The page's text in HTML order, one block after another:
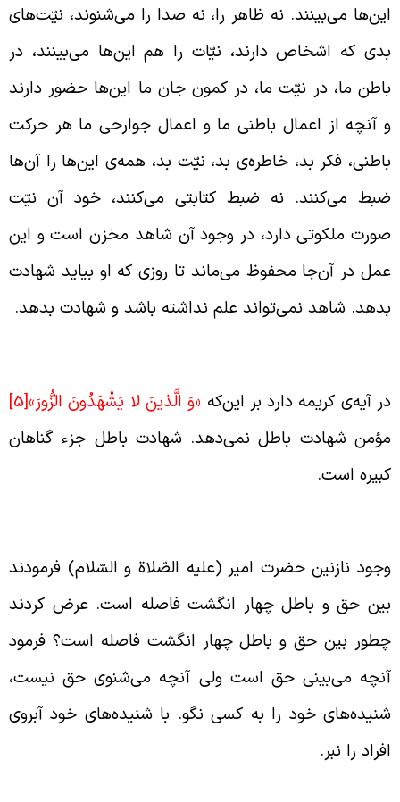
می‌بینند. نه ظاهر را، نه صدا را می‌شنوند، نیّت‌های
که اشخاص دارند، نیّات را هم این‌ها می‌بینند، در
ما، در نیّت ما، در کمون جان ما این‌ها حضور دارند
آنچه از اعمال باطنی ما و اعمال جوارحی ما هر حرکت
فکر بد، خاطره‌ی بد، نیّت بد، همه‌ی این‌ها را آن‌ها
می‌کنند. نه ضبط کتابتی می‌کنند، خود آن نیّت
ملکوتی دارد، در وجود آن شاهد مخزن است و این
در آن‌جا محفوظ می‌ماند تا روزی که او بیاید شهادت
شاهد نمی‌تواند علم نداشته باشد و شهادت بدهد.
آیه‌ی کریمه دارد بر این‌که«وَ الَّذينَ لا يَشْهَدُونَ الزُّورَ»[5]
شهادت باطل نمی‌دهد. شهادت باطل جزء گناهان
است.
نازنین حضرت امیر (علیه الصّلاة و السّلام) فرمودند
حق و باطل چهار انگشت فاصله است. عرض کردند
بین حق و باطل چهار انگشت فاصله است؟ فرمود
می‌بینی حق است ولی آنچه می‌شنوی حق نیست،
خود را به کسی نگو. با شنیده‌های خود آبروی
را نبر.